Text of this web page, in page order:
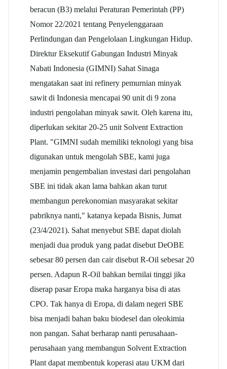
beracun (B3) melalui Peraturan Pemerintah (PP)
Nomor 22/2021 tentang Penyelenggaraan
Perlindungan dan Pengelolaan Lingkungan Hidup.
Direktur Eksekutif Gabungan Industri Minyak
Nabati Indonesia (GIMNI) Sahat Sinaga
mengatakan saat ini refinery pemurnian minyak
sawit di Indonesia mencapai 90 unit di 9 zona
industri pengolahan minyak sawit. Oleh karena itu,
diperlukan sekitar 20-25 unit Solvent Extraction
Plant. "GIMNI sudah memiliki teknologi yang bisa
digunakan untuk mengolah SBE, kami juga
menjamin pengembalian investasi dari pengolahan
SBE ini tidak akan lama bahkan akan turut
membangun perekonomian masyarakat sekitar
pabriknya nanti," katanya kepada Bisnis, Jumat
(23/4/2021). Sahat menyebut SBE dapat diolah
menjadi dua produk yang padat disebut DeOBE
sebesar 80 persen dan cair disebut R-Oil sebesar 20
persen. Adapun R-Oil bahkan bernilai tinggi jika
diserap pasar Eropa maka harganya bisa di atas
CPO. Tak hanya di Eropa, di dalam negeri SBE
bisa menjadi bahan baku biodesel dan oleokimia
non pangan. Sahat berharap nanti perusahaan-
perusahaan yang membangun Solvent Extraction
Plant dapat membentuk koperasi atau UKM dari